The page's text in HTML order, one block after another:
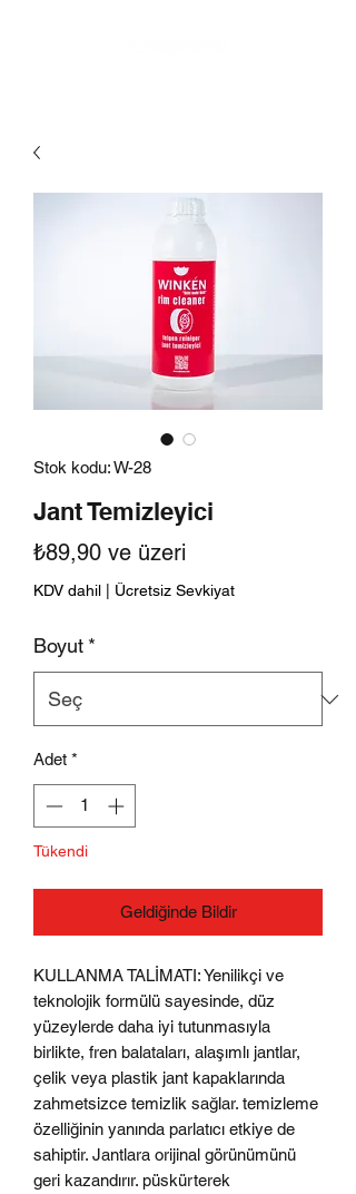
Stok kodu: W-28
Jant Temizleyici
₺89,90 ve üzeri
Fiyat
KDV dahil Ücretsiz Sevkiyat
Boyut *
Adet *
Tükendi
Geldiğinde Bildir
KULLANMA TALİMATI:Yenilikçi ve
teknolojik formülü sayesinde, düz
yüzeylerde daha iyi tutunmasıyla
birlikte, fren balataları, alaşımlı jantlar,
çelik veya plastik jant kapaklarında
zahmetsizce temizlik sağlar. temizleme
özelliğinin yanında parlatıcı etkiye de
sahiptir. Jantlara orijinal görünümünü
geri kazandırır. püskürterek